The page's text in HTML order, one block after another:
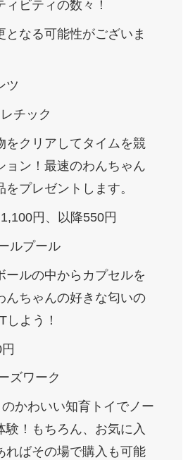
ィビティの数々！
なる可能性がございま
ツ
チック
をクリアしてタイムを競
ョン！最速のわんちゃん
をプレゼントします。
円、以降550円
ルプール
ールの中からカプセルを
んちゃんの好きな匂いの
しよう！
ズワーク
のかわいい知育トイでノー
験！もちろん、お気に入
ればその場で購入も可能